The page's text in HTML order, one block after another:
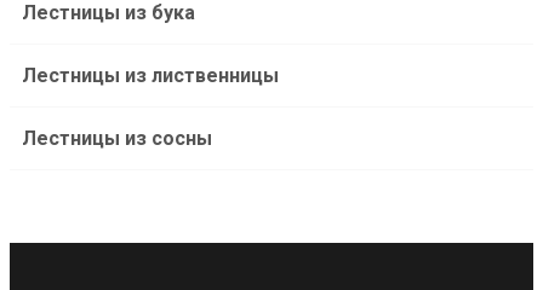
Лестницы из бука
Лестницы из лиственницы
Лестницы из сосны